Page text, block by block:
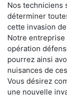
Nos techniciens
déterminer
cette invasion
Notre
opération
pourrez ainsi
nuisances de
Vous désirez
une nouvelle